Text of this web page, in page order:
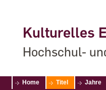
Kulturelles
Hochschul-
Home Titel Jahre